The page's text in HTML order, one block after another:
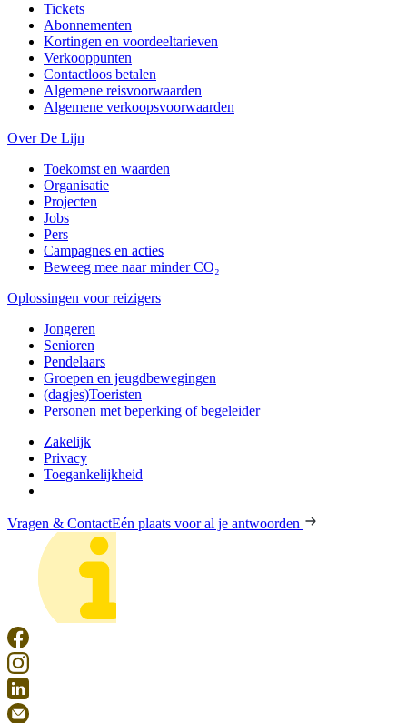
Tickets
Abonnementen
Kortingen en voordeeltarieven
Verkooppunten
Contactloos betalen
Algemene reisvoorwaarden
Algemene verkoopsvoorwaarden
Over De Lijn
Toekomst en waarden
Organisatie
Projecten
Jobs
Pers
Campagnes en acties
Beweeg mee naar minder CO₂
Oplossingen voor reizigers
Jongeren
Senioren
Pendelaars
Groepen en jeugdbewegingen
(dagjes)Toeristen
Personen met beperking of begeleider
Zakelijk
Privacy
Toegankelijkheid
Vragen & ContactEén plaats voor al je antwoorden